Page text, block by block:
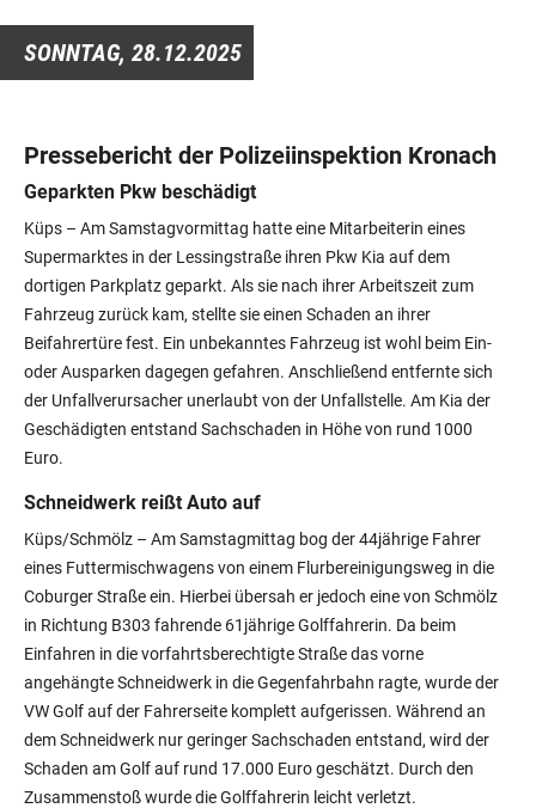
SONNTAG, 28.12.2025
Pressebericht der Polizeiinspektion Kronach
Geparkten Pkw beschädigt
Küps – Am Samstagvormittag hatte eine Mitarbeiterin eines
Supermarktes in der Lessingstraße ihren Pkw Kia auf dem
dortigen Parkplatz geparkt. Als sie nach ihrer Arbeitszeit zum
Fahrzeug zurück kam, stellte sie einen Schaden an ihrer
Beifahrertüre fest. Ein unbekanntes Fahrzeug ist wohl beim Ein-
oder Ausparken dagegen gefahren. Anschließend entfernte sich
der Unfallverursacher unerlaubt von der Unfallstelle. Am Kia der
Geschädigten entstand Sachschaden in Höhe von rund 1000
Euro.
Schneidwerk reißt Auto auf
Küps/Schmölz – Am Samstagmittag bog der 44jährige Fahrer
eines Futtermischwagens von einem Flurbereinigungsweg in die
Coburger Straße ein. Hierbei übersah er jedoch eine von Schmölz
in Richtung B303 fahrende 61jährige Golffahrerin. Da beim
Einfahren in die vorfahrtsberechtigte Straße das vorne
angehängte Schneidwerk in die Gegenfahrbahn ragte, wurde der
VW Golf auf der Fahrerseite komplett aufgerissen. Während an
dem Schneidwerk nur geringer Sachschaden entstand, wird der
Schaden am Golf auf rund 17.000 Euro geschätzt. Durch den
Zusammenstoß wurde die Golffahrerin leicht verletzt.